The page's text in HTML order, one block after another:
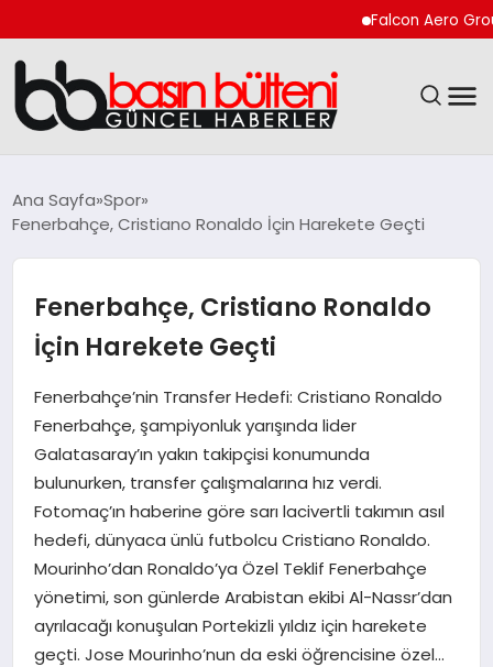
Falcon Aero Group,
EKONOMI
MAGAZIN
SAĞLIK
SPOR
TEKNOLOJI
YAŞAM
GÜNDEM
Ana Sayfa Spor
Fenerbahçe, Cristiano Ronaldo İçin Harekete Geçti
Fenerbahçe, Cristiano Ronaldo
İçin Harekete Geçti
Fenerbahçe’nin Transfer Hedefi: Cristiano Ronaldo
Fenerbahçe, şampiyonluk yarışında lider
Galatasaray’ın yakın takipçisi konumunda
bulunurken, transfer çalışmalarına hız verdi.
Fotomaç’ın haberine göre sarı lacivertli takımın asıl
hedefi, dünyaca ünlü futbolcu Cristiano Ronaldo.
Mourinho’dan Ronaldo’ya Özel Teklif Fenerbahçe
yönetimi, son günlerde Arabistan ekibi Al-Nassr’dan
ayrılacağı konuşulan Portekizli yıldız için harekete
geçti. Jose Mourinho’nun da eski öğrencisine özel…